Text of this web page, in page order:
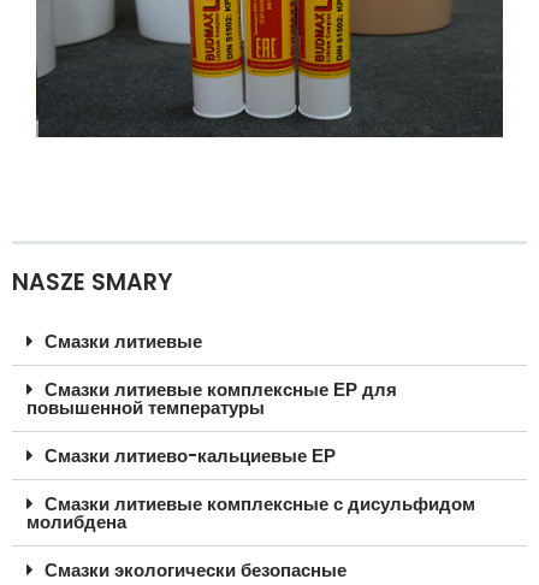
NASZE SMARY
Смазки литиевые
Смазки литиевые комплексные ЕР для
повышенной температуры
Смазки литиево-кальциевые ЕР
Смазки литиевые комплексные с дисульфидом
молибдена
Смазки экологически безопасные